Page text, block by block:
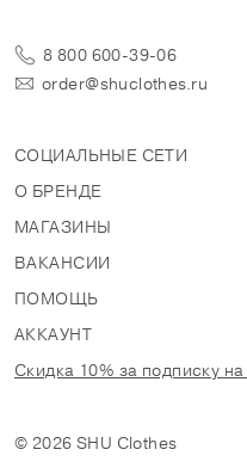
8 800 600-39-06
order@shuclothes.ru
СОЦИАЛЬНЫЕ СЕТИ
О БРЕНДЕ
МАГАЗИНЫ
ВАКАНСИИ
ПОМОЩЬ
АККАУНТ
Скидка 10% за подписку
© 2026 SHU Clothes